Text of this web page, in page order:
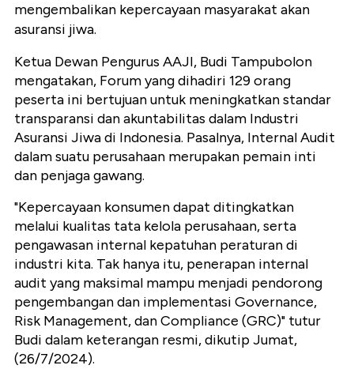
mengembalikan kepercayaan masyarakat akan
asuransi jiwa.
Ketua Dewan Pengurus AAJI, Budi Tampubolon
mengatakan, Forum yang dihadiri 129 orang
peserta ini bertujuan untuk meningkatkan standar
transparansi dan akuntabilitas dalam Industri
Asuransi Jiwa di Indonesia. Pasalnya, Internal Audit
dalam suatu perusahaan merupakan pemain inti
dan penjaga gawang.
"Kepercayaan konsumen dapat ditingkatkan
melalui kualitas tata kelola perusahaan, serta
pengawasan internal kepatuhan peraturan di
industri kita. Tak hanya itu, penerapan internal
audit yang maksimal mampu menjadi pendorong
pengembangan dan implementasi Governance,
Risk Management, dan Compliance (GRC)" tutur
Budi dalam keterangan resmi, dikutip Jumat,
(26/7/2024).